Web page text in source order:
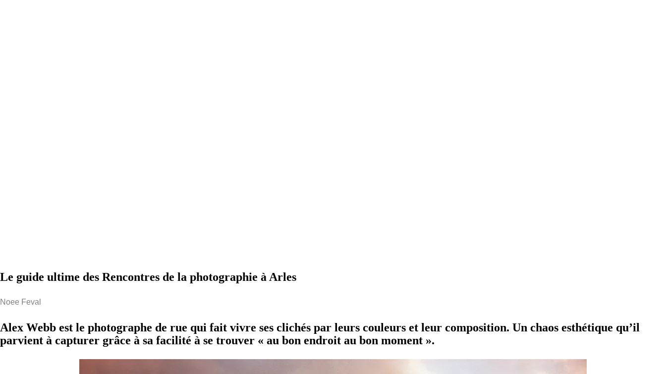
Le guide ultime des Rencontres de la photographie à Arles
Noee Feval
Alex Webb est le photographe de rue qui fait vivre ses clichés par leurs couleurs et leur composition. Un chaos esthétique qu’il
parvient à capturer grâce à sa facilité à se trouver « au bon endroit au bon moment ».